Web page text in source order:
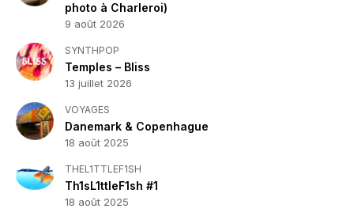
photo à Charleroi)
9 août 2026
SYNTHPOP
Temples – Bliss
13 juillet 2026
VOYAGES
Danemark & Copenhague
18 août 2025
THEL1TTLEF1SH
Th1sL1ttleF1sh #1
18 août 2025